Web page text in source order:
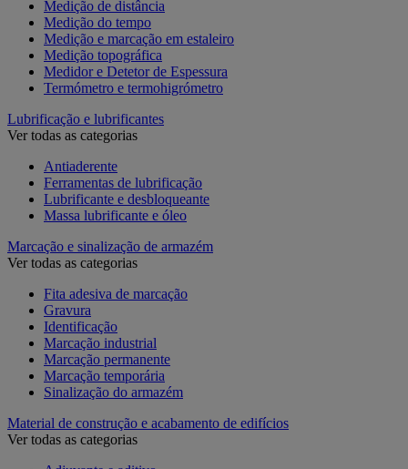
Medição de distância
Medição do tempo
Medição e marcação em estaleiro
Medição topográfica
Medidor e Detetor de Espessura
Termómetro e termohigrómetro
Lubrificação e lubrificantes
Ver todas as categorias
Antiaderente
Ferramentas de lubrificação
Lubrificante e desbloqueante
Massa lubrificante e óleo
Marcação e sinalização de armazém
Ver todas as categorias
Fita adesiva de marcação
Gravura
Identificação
Marcação industrial
Marcação permanente
Marcação temporária
Sinalização do armazém
Material de construção e acabamento de edifícios
Ver todas as categorias